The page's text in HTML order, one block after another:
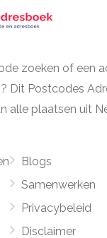
zoeken of een
Dit Postcodes
alle plaatsen uit
Blogs
Samenwerken
Privacybeleid
Disclaimer